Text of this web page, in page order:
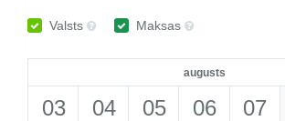
Valsts Maksas
augusts
03 04 05 06 07